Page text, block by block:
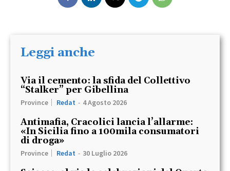
Leggi anche
Via il cemento: la sfida del Collettivo
“Stalker” per Gibellina
Province Redat - 4 Agosto 2026
Antimafia, Cracolici lancia l’allarme:
«In Sicilia fino a 100mila consumatori
di droga»
Province Redat - 30 Luglio 2026